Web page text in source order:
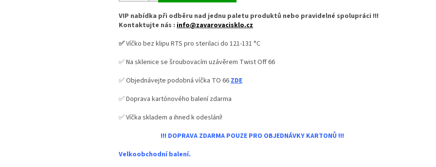
VIP nabídka při odběru nad jednu paletu produktů nebo pravidelné spolupráci !!!
Kontaktujte nás : info@zavarovacisklo.cz
✅Víčko bez klipu RTS pro sterilaci do 121-131 °C
✅ Na sklenice se šroubovacím uzávěrem Twist Off 66
✅ Objednávejte podobná víčka TO 66 ZDE
✅ Doprava kartónového balení zdarma
✅ Víčka skladem a ihned k odeslání!
!!! DOPRAVA ZDARMA POUZE PRO OBJEDNÁVKY KARTONŮ !!!
Velkoobchodní balení.